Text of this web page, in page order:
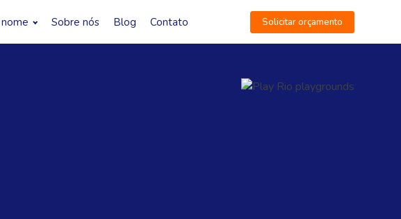
Sobre nós Blog Contato Solicitar orçamento